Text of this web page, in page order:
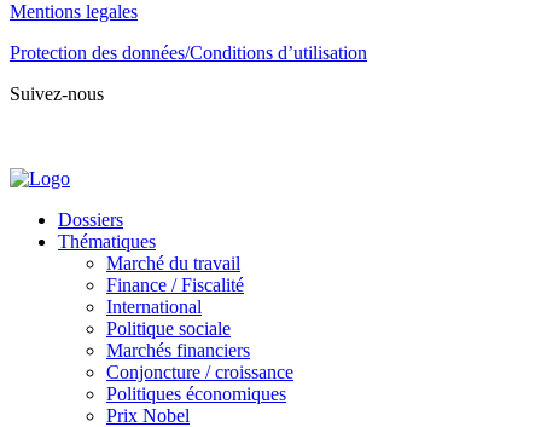
Mentions legales
Protection des données/Conditions d’utilisation
Suivez-nous
Dossiers
Thématiques
Marché du travail
Finance / Fiscalité
International
Politique sociale
Marchés financiers
Conjoncture / croissance
Politiques économiques
Prix Nobel